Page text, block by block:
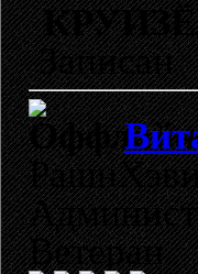
Записан
Ветеран